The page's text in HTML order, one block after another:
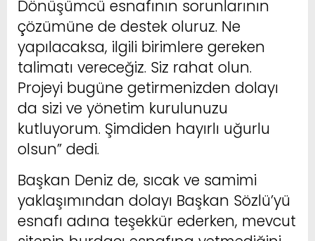
Dönüşümcü esnafının sorunlarının
çözümüne de destek oluruz. Ne
yapılacaksa, ilgili birimlere gereken
talimatı vereceğiz. Siz rahat olun.
Projeyi bugüne getirmenizden dolayı
da sizi ve yönetim kurulunuzu
kutluyorum. Şimdiden hayırlı uğurlu
olsun” dedi.
Başkan Deniz de, sıcak ve samimi
yaklaşımından dolayı Başkan Sözlü’yü
esnafı adına teşekkür ederken, mevcut